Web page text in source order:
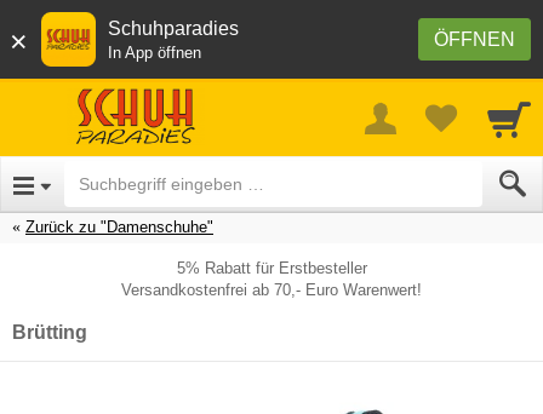
× ÖFFNEN
Schuhparadies
In App öffnen
Zurück zu "Damenschuhe"
5% Rabatt für Erstbesteller
Versandkostenfrei ab 70,- Euro Warenwert!
Brütting